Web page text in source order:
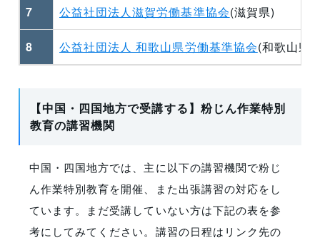
7 公益社団法人滋賀労働基準協会(滋賀県)
8 公益社団法人 和歌山県労働基準協会(和歌山県)
【中国・四国地方で受講する】粉じん作業特別
教育の講習機関
中国・四国地方では、主に以下の講習機関で粉じ
ん作業特別教育を開催、また出張講習の対応をし
ています。まだ受講していない方は下記の表を参
考にしてみてください。講習の日程はリンク先の